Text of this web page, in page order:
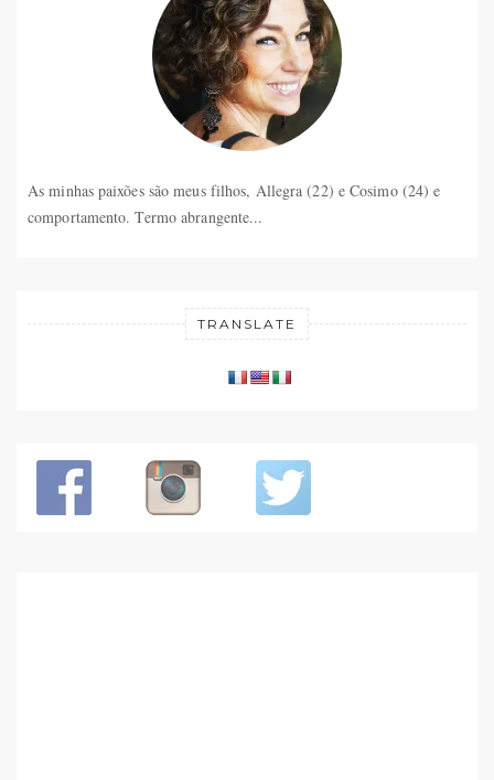
As minhas paixões são meus filhos, Allegra (22) e Cosimo (24) e
comportamento. Termo abrangente...
TRANSLATE